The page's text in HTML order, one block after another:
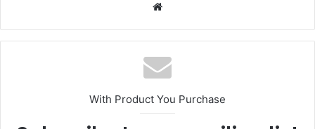
With Product You Purchase